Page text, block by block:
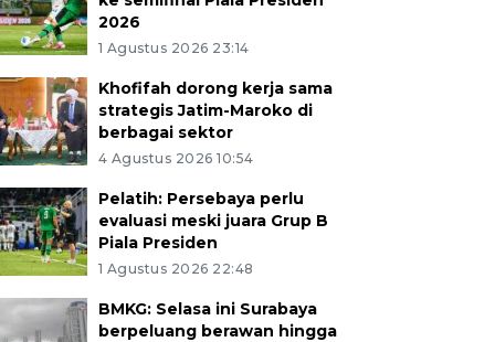
2026
1 Agustus 2026 23:14
Khofifah dorong kerja sama
strategis Jatim-Maroko di
berbagai sektor
4 Agustus 2026 10:54
Pelatih: Persebaya perlu
evaluasi meski juara Grup B
Piala Presiden
1 Agustus 2026 22:48
BMKG: Selasa ini Surabaya
berpeluang berawan hingga